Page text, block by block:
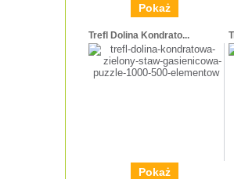
Pokaż
Trefl Dolina Kondrato...
Pokaż